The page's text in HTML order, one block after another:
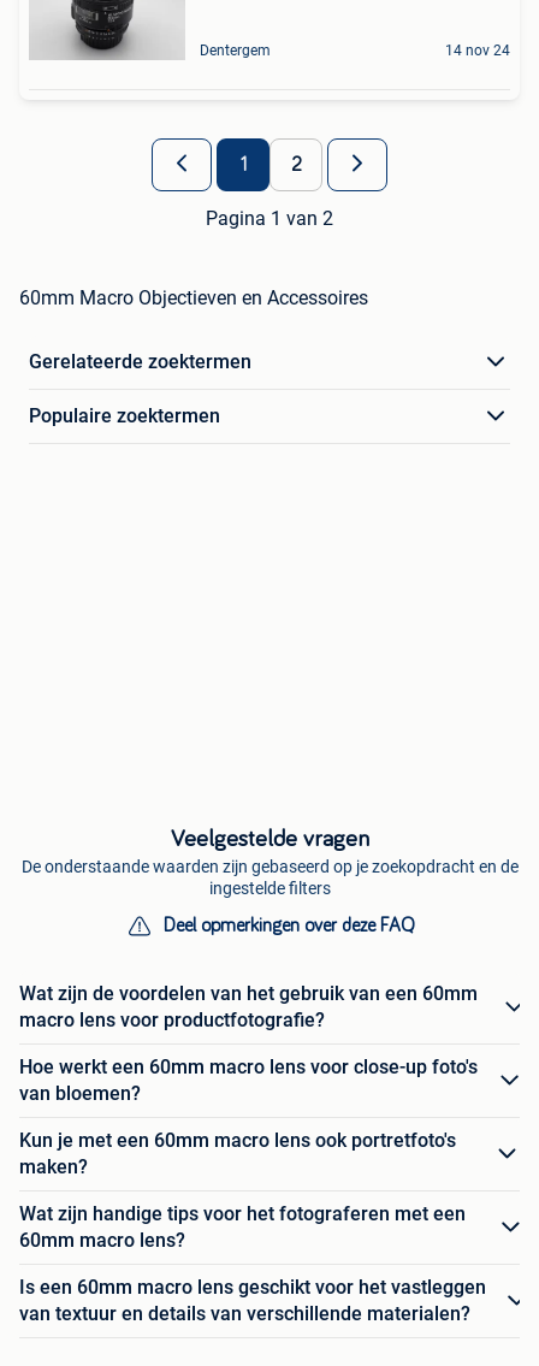
Dentergem 14 nov 24
1 2
Pagina 1 van 2
60mm Macro Objectieven en Accessoires
Gerelateerde zoektermen
Populaire zoektermen
Veelgestelde vragen
De onderstaande waarden zijn gebaseerd op je zoekopdracht en de
ingestelde filters
Deel opmerkingen over deze FAQ
Wat zijn de voordelen van het gebruik van een 60mm
macro lens voor productfotografie?
Hoe werkt een 60mm macro lens voor close-up foto's
van bloemen?
Kun je met een 60mm macro lens ook portretfoto's
maken?
Wat zijn handige tips voor het fotograferen met een
60mm macro lens?
Is een 60mm macro lens geschikt voor het vastleggen
van textuur en details van verschillende materialen?